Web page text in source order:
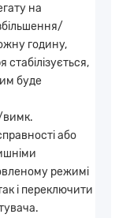
на
годину,
буде
вимк.
або
режимі
і переключити